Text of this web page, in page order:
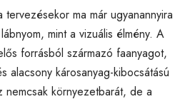
ma már ugyanannyira
mint a vizuális élmény. A
forrásból származó faanyagot,
alacsony károsanyag-kibocsátású
nemcsak környezetbarát, de a